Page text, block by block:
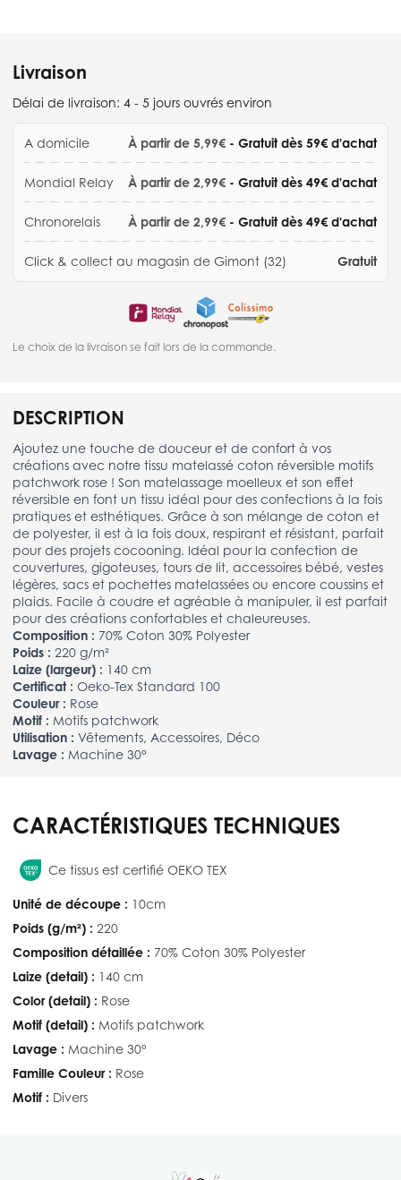
Livraison
Délai de livraison: 4 - 5 jours ouvrés environ
A domicile À partir de 5,99€ - Gratuit dès 59€ d'achat
Mondial Relay À partir de 2,99€ - Gratuit dès 49€ d'achat
Chronorelais À partir de 2,99€ - Gratuit dès 49€ d'achat
Click & collect au magasin de Gimont (32) Gratuit
Le choix de la livraison se fait lors de la commande.
DESCRIPTION
Ajoutez une touche de douceur et de confort à vos
créations avec notre tissu matelassé coton réversible motifs
patchwork rose ! Son matelassage moelleux et son effet
réversible en font un tissu idéal pour des confections à la fois
pratiques et esthétiques. Grâce à son mélange de coton et
de polyester, il est à la fois doux, respirant et résistant, parfait
pour des projets cocooning. Idéal pour la confection de
couvertures, gigoteuses, tours de lit, accessoires bébé, vestes
légères, sacs et pochettes matelassées ou encore coussins et
plaids. Facile à coudre et agréable à manipuler, il est parfait
pour des créations confortables et chaleureuses.
Composition : 70% Coton 30% Polyester
Poids : 220 g/m²
Laize (largeur) : 140 cm
Certificat : Oeko-Tex Standard 100
Couleur : Rose
Motif : Motifs patchwork
Utilisation : Vêtements, Accessoires, Déco
Lavage : Machine 30°
CARACTÉRISTIQUES TECHNIQUES
Ce tissus est certifié OEKO TEX
Unité de découpe : 10cm
Poids (g/m²) : 220
Composition détaillée : 70% Coton 30% Polyester
Laize (detail) : 140 cm
Color (detail) : Rose
Motif (detail) : Motifs patchwork
Lavage : Machine 30°
Famille Couleur : Rose
Motif : Divers